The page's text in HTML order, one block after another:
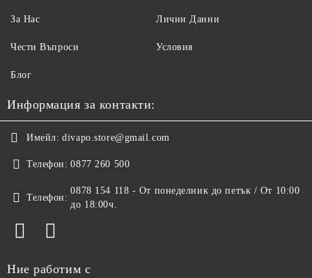
За Нас
Чести Въпроси
Лични Данни
Условия
Блог
Информация за контакти:
Имейл: divapo.store@gmail.com
Телефон: 0877 260 500
Телефон:
0878 154 118 - От понеделник до петък / От 10:00
до 18:00ч.
Ние работим с